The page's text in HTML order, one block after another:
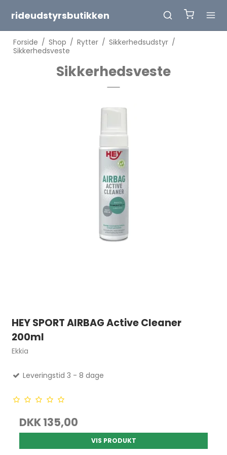
rideudstyrsbutikken
Forside / Shop / Rytter / Sikkerhedsudstyr /
Sikkerhedsveste
Sikkerhedsveste
HEY SPORT AIRBAG Active Cleaner
200ml
Ekkia
Leveringstid 3 - 8 dage
DKK 135,00
VIS PRODUKT